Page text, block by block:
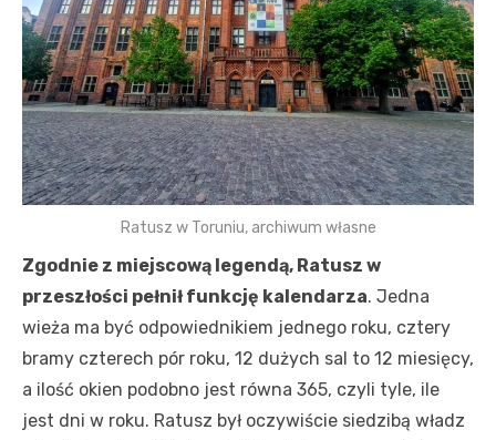
Ratusz w Toruniu, archiwum własne
Zgodnie z miejscową legendą, Ratusz w
przeszłości pełnił funkcję kalendarza. Jedna
wieża ma być odpowiednikiem jednego roku, cztery
bramy czterech pór roku, 12 dużych sal to 12 miesięcy,
a ilość okien podobno jest równa 365, czyli tyle, ile
jest dni w roku. Ratusz był oczywiście siedzibą władz